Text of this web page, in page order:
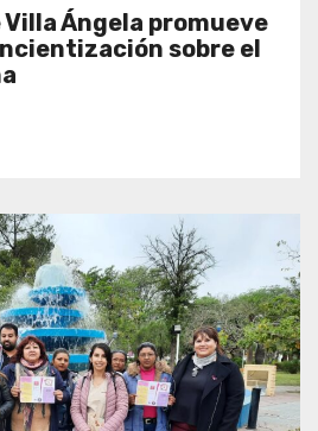
Ángela promueve
sobre el